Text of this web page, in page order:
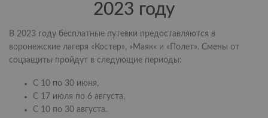
2023 году
В 2023 году бесплатные путевки предоставляются в
воронежские лагеря «Костер», «Маяк» и «Полет». Смены от
соцзащиты пройдут в следующие периоды:
С 10 по 30 июня,
С 17 июля по 6 августа,
С 10 по 30 августа.